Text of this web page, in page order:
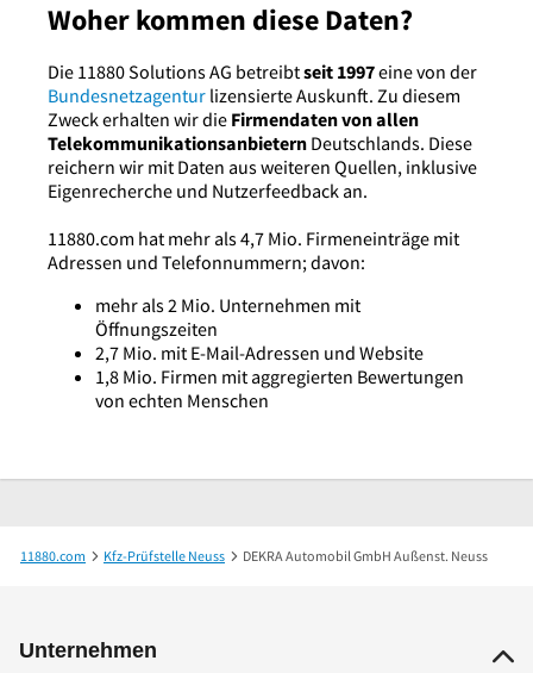
Woher kommen diese Daten?
Die 11880 Solutions AG betreibtseit 1997eine von der
Bundesnetzagentur lizensierte Auskunft. Zu diesem
Zweck erhalten wir die Firmendaten von allen
Telekommunikationsanbietern Deutschlands. Diese
reichern wir mit Daten aus weiteren Quellen, inklusive
Eigenrecherche und Nutzerfeedback an.
11880.com hat mehr als 4,7 Mio. Firmeneinträge mit
Adressen und Telefonnummern; davon:
mehr als 2 Mio. Unternehmen mit
Öffnungszeiten
2,7 Mio. mit E-Mail-Adressen und Website
1,8 Mio. Firmen mit aggregierten Bewertungen
von echten Menschen
11880.com Kfz-Prüfstelle Neuss DEKRA Automobil GmbH Außenst. Neuss
Unternehmen